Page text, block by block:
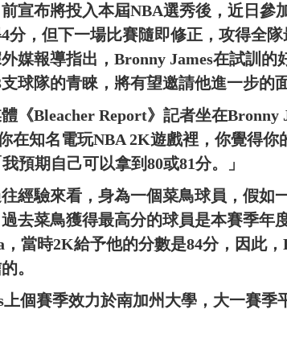
宣布將投入本屆NBA選秀後，近日參
分，但下一場比賽隨即修正，攻得全
媒報導指出，Bronny James在試訓的
球隊的青睞，將有望邀請他進一步的面
《Bleacher Report》記者坐在Bronny
在知名電玩NBA 2K遊戲裡，你覺得
預期自己可以拿到80或81分。」
經驗來看，身為一個菜鳥球員，假如
去菜鳥獲得最高分的球員是本賽季年
，當時2K給予他的分數是84分，因此
。
個賽季效力於南加州大學，大一賽季